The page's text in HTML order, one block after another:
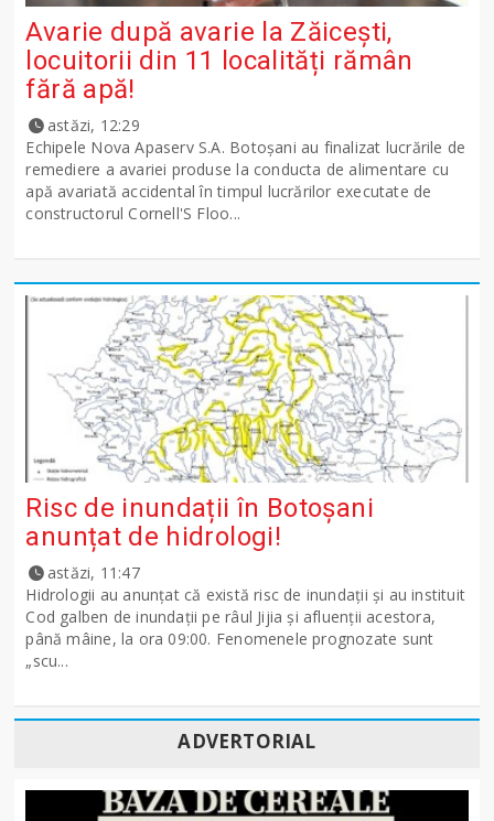
Avarie după avarie la Zăicești,
locuitorii din 11 localități rămân
fără apă!
astăzi, 12:29
Echipele Nova Apaserv S.A. Botoșani au finalizat lucrările de
remediere a avariei produse la conducta de alimentare cu
apă avariată accidental în timpul lucrărilor executate de
constructorul Cornell'S Floo...
Risc de inundații în Botoșani
anunțat de hidrologi!
astăzi, 11:47
Hidrologii au anunțat că există risc de inundații și au instituit
Cod galben de inundații pe râul Jijia și afluenții acestora,
până mâine, la ora 09:00. Fenomenele prognozate sunt
„scu...
ADVERTORIAL